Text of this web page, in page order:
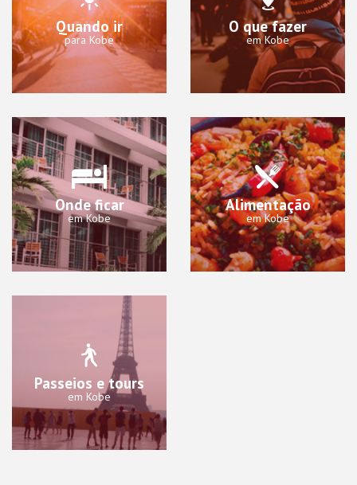
Quando ir
para Kobe
O que fazer
em Kobe
Onde ficar
em Kobe
Alimentação
em Kobe
Passeios e tours
em Kobe